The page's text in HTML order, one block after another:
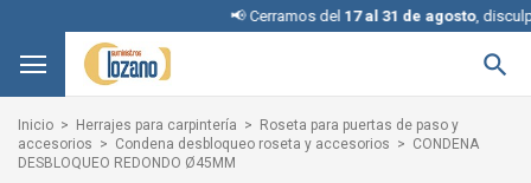
📢 Cerramos del17 al 31 de agosto, disculpe

Inicio Herrajes para carpintería
Roseta para puertas de paso y
accesorios
Condena desbloqueo roseta y accesorios
CONDENA
DESBLOQUEO REDONDO Ø45MM